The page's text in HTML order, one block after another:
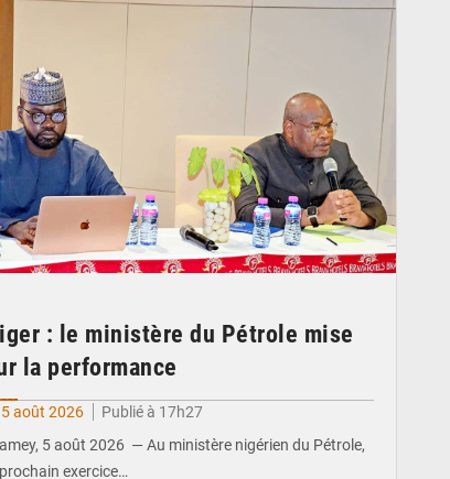
: le ministère du Pétrole mise
la performance
5 août 2026
Publié à 17h27
5 août 2026 — Au ministère nigérien du Pétrole,
prochain exercice…